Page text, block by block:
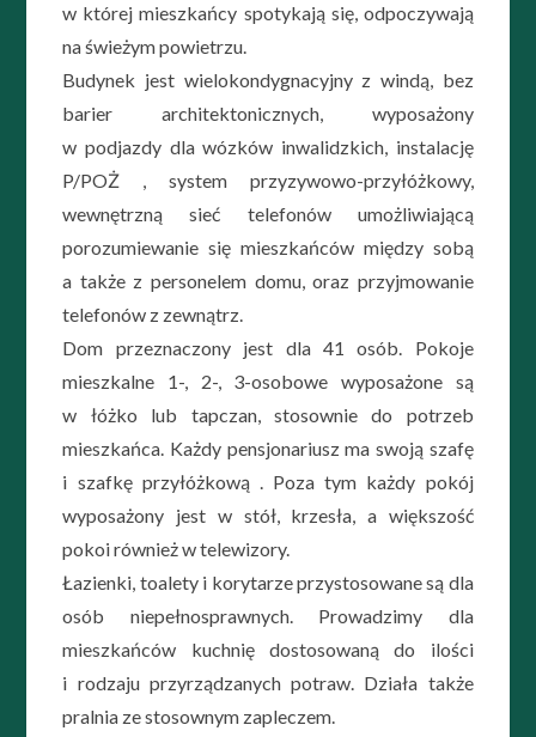
w której mieszkańcy spotykają się, odpoczywają
na świeżym powietrzu.
Budynek jest wielokondygnacyjny z windą, bez
barier architektonicznych, wyposażony
w podjazdy dla wózków inwalidzkich, instalację
P/POŻ , system przyzywowo-przyłóżkowy,
wewnętrzną sieć telefonów umożliwiającą
porozumiewanie się mieszkańców między sobą
a także z personelem domu, oraz przyjmowanie
telefonów z zewnątrz.
Dom przeznaczony jest dla 41 osób. Pokoje
mieszkalne 1-, 2-, 3-osobowe wyposażone są
w łóżko lub tapczan, stosownie do potrzeb
mieszkańca. Każdy pensjonariusz ma swoją szafę
i szafkę przyłóżkową . Poza tym każdy pokój
wyposażony jest w stół, krzesła, a większość
pokoi również w telewizory.
Łazienki, toalety i korytarze przystosowane są dla
osób niepełnosprawnych. Prowadzimy dla
mieszkańców kuchnię dostosowaną do ilości
i rodzaju przyrządzanych potraw. Działa także
pralnia ze stosownym zapleczem.